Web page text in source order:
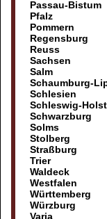
Passau-Bistum
Pfalz
Pommern
Regensburg
Reuss
Sachsen
Salm
Schaumburg-
Schlesien
Schleswig-
Schwarzburg
Solms
Stolberg
Straßburg
Trier
Waldeck
Westfalen
Württemberg
Würzburg
Varia